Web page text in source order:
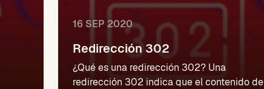
16 SEP 2020
Redirección 302
¿Qué es una redirección 302? Una
redirección 302 indica que el contenido de